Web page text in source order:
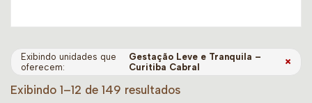
Exibindo unidades que
oferecem:
Gestação Leve e Tranquila –
Curitiba Cabral
×
Exibindo 1–12 de 149 resultados